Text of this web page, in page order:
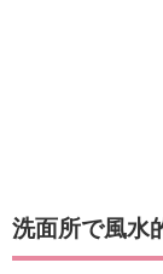
洗面所で風水